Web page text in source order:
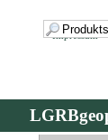
Impressum